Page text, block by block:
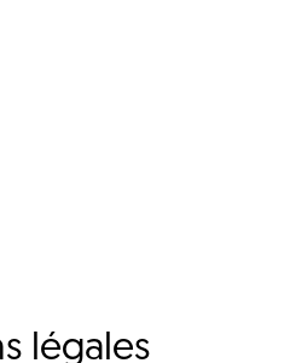
légales